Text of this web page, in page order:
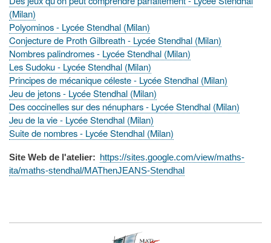
(Milan)
Polyominos - Lycée Stendhal (Milan)
Conjecture de Proth Gilbreath - Lycée Stendhal (Milan)
Nombres palindromes - Lycée Stendhal (Milan)
Les Sudoku - Lycée Stendhal (Milan)
Principes de mécanique céleste - Lycée Stendhal (Milan)
Jeu de jetons - Lycée Stendhal (Milan)
Des coccinelles sur des nénuphars - Lycée Stendhal (Milan)
Jeu de la vie - Lycée Stendhal (Milan)
Suite de nombres - Lycée Stendhal (Milan)
Site Web de l'atelier
https://sites.google.com/view/maths-
ita/maths-stendhal/MAThenJEANS-Stendhal